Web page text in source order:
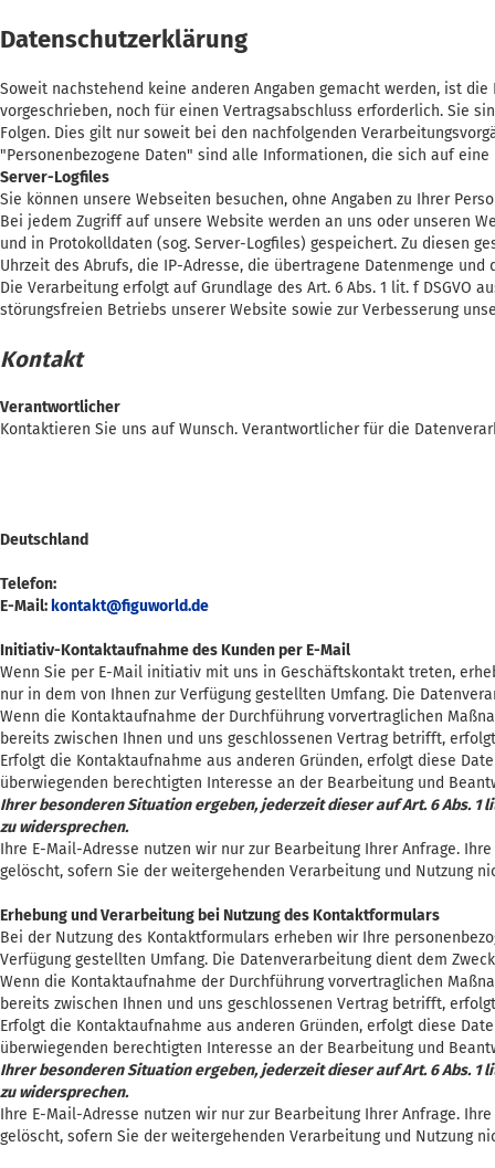
Datenschutzerklärung
Soweit nachstehend keine anderen Angaben gemacht werden, ist
vorgeschrieben, noch für einen Vertragsabschluss erforderlich. Sie
Folgen. Dies gilt nur soweit bei den nachfolgenden
"Personenbezogene Daten" sind alle Informationen, die sich auf
Server-Logfiles
Sie können unsere Webseiten besuchen, ohne Angaben zu Ihrer
Bei jedem Zugriff auf unsere Website werden an uns oder unseren
und in Protokolldaten (sog. Server-Logfiles) gespeichert. Zu diesen
Uhrzeit des Abrufs, die IP-Adresse, die übertragene Datenmenge und
Die Verarbeitung erfolgt auf Grundlage des Art. 6 Abs. 1 lit. f
störungsfreien Betriebs unserer Website sowie zur Verbesserung
Kontakt
Verantwortlicher
Kontaktieren Sie uns auf Wunsch. Verantwortlicher für die
Deutschland
Telefon:
E-Mail: kontakt@figuworld.de
Initiativ-Kontaktaufnahme des Kunden per E-Mail
Wenn Sie per E-Mail initiativ mit uns in Geschäftskontakt treten,
nur in dem von Ihnen zur Verfügung gestellten Umfang. Die
Wenn die Kontaktaufnahme der Durchführung vorvertraglichen
bereits zwischen Ihnen und uns geschlossenen Vertrag betrifft,
Erfolgt die Kontaktaufnahme aus anderen Gründen, erfolgt diese
überwiegenden berechtigten Interesse an der Bearbeitung und
Ihrer besonderen Situation ergeben, jederzeit dieser auf Art. 6 Abs.
zu widersprechen.
Ihre E-Mail-Adresse nutzen wir nur zur Bearbeitung Ihrer Anfrage.
gelöscht, sofern Sie der weitergehenden Verarbeitung und Nutzung
Erhebung und Verarbeitung bei Nutzung des Kontaktformulars
Bei der Nutzung des Kontaktformulars erheben wir Ihre
Verfügung gestellten Umfang. Die Datenverarbeitung dient dem
Wenn die Kontaktaufnahme der Durchführung vorvertraglichen
bereits zwischen Ihnen und uns geschlossenen Vertrag betrifft,
Erfolgt die Kontaktaufnahme aus anderen Gründen, erfolgt diese
überwiegenden berechtigten Interesse an der Bearbeitung und
Ihrer besonderen Situation ergeben, jederzeit dieser auf Art. 6 Abs.
zu widersprechen.
Ihre E-Mail-Adresse nutzen wir nur zur Bearbeitung Ihrer Anfrage.
gelöscht, sofern Sie der weitergehenden Verarbeitung und Nutzung